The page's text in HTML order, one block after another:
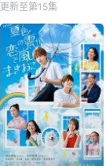
更新至第15集